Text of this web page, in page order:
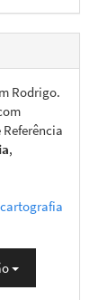
Rodrigo.
,